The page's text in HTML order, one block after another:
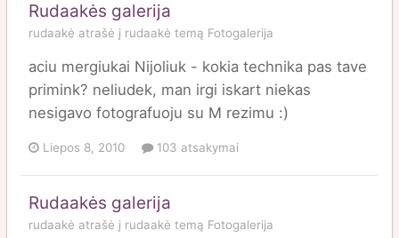
Rudaakės galerija
rudaakė atrašė į rudaakė temą Fotogalerija
aciu mergiukai Nijoliuk - kokia technika pas tave
primink? neliudek, man irgi iskart niekas
nesigavo fotografuoju su M rezimu :)
Liepos 8, 2010 103 atsakymai
Rudaakės galerija
rudaakė atrašė į rudaakė temą Fotogalerija